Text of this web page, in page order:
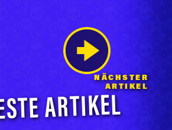
NÄCHSTER
ARTIKEL
ARTIKEL